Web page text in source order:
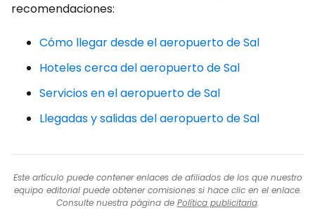
recomendaciones:
Cómo llegar desde el aeropuerto de Sal
Hoteles cerca del aeropuerto de Sal
Servicios en el aeropuerto de Sal
Llegadas y salidas del aeropuerto de Sal
Este artículo puede contener enlaces de afiliados de los que nuestro
equipo editorial puede obtener comisiones si hace clic en el enlace.
Consulte nuestra página de Política publicitaria.